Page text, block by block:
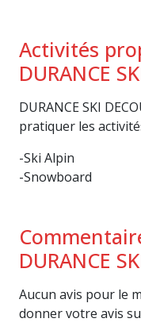
Activités
DURANCE
DURANCE SKI
pratiquer les
-Ski Alpin
-Snowboard
DURANCE
Aucun avis pour le
donner votre avis